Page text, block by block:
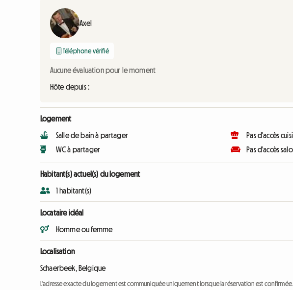
Axel
Téléphone vérifié
Aucune évaluation pour le moment
Hôte depuis :
Logement
Salle de bain à partager
WC à partager
Pas d'accès
Pas d'accès
Habitant(s) actuel(s) du logement
1 habitant(s)
Locataire idéal
Homme ou femme
Localisation
Schaerbeek, Belgique
L'adresse exacte du logement est communiquée uniquement lorsque la réservation est confirmée.